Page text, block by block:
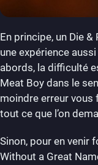
En principe, un Die
une expérience
abords, la difficulté
Meat Boy dans le
moindre erreur vous
tout ce que l’on
Sinon, pour en venir
Without a Great